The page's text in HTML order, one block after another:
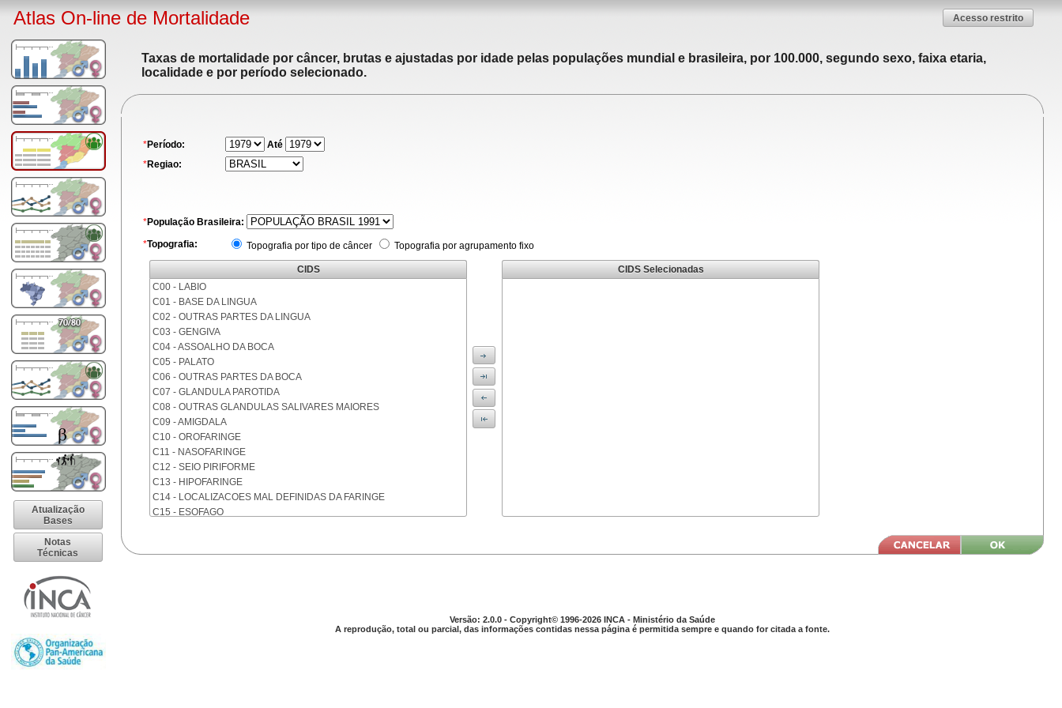
Atlas On-line de Mortalidade Acesso restrito
Atualização
Bases
Notas
Técnicas
Taxas de mortalidade por câncer, brutas e ajustadas por idade pelas populações mundial e brasileira, por 100.000, segundo sexo, faixa etaria,
localidade e por período selecionado.
*Período:
Até
*Regiao:
*População Brasileira:
*Topografia: Topografia por tipo de câncer Topografia por agrupamento fixo
CIDS
C00 - LABIO
C01 - BASE DA LINGUA
C02 - OUTRAS PARTES DA LINGUA
C03 - GENGIVA
C04 - ASSOALHO DA BOCA
C05 - PALATO
C06 - OUTRAS PARTES DA BOCA
C07 - GLANDULA PAROTIDA
C08 - OUTRAS GLANDULAS SALIVARES MAIORES
C09 - AMIGDALA
C10 - OROFARINGE
C11 - NASOFARINGE
C12 - SEIO PIRIFORME
C13 - HIPOFARINGE
C14 - LOCALIZACOES MAL DEFINIDAS DA FARINGE
C15 - ESOFAGO
C18 - COLON
CIDS Selecionadas
Versão: 2.0.0 - Copyright© 1996-2026 INCA - Ministério da Saúde
A reprodução, total ou parcial, das informações contidas nessa página é permitida sempre e quando for citada a fonte.